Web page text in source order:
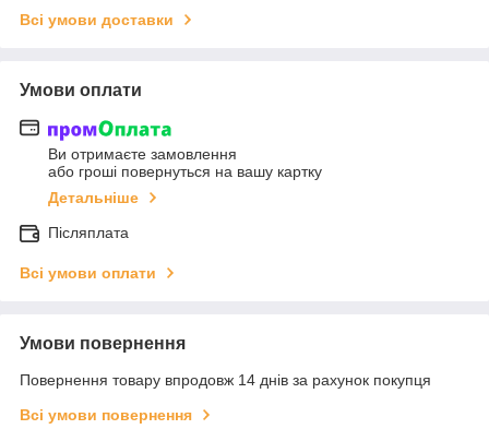
Всі умови доставки
Умови оплати
Ви отримаєте замовлення
або гроші повернуться на вашу картку
Детальніше
Післяплата
Всі умови оплати
Умови повернення
Повернення товару впродовж 14 днів за рахунок покупця
Всі умови повернення